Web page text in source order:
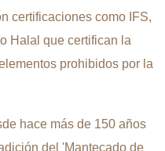
certificaciones como IFS,
Halal que certifican la
prohibidos por la
hace más de 150 años
del 'Mantecado de